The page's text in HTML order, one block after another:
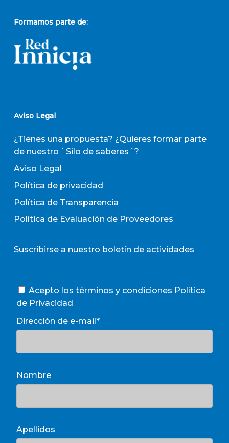
Formamos parte de:
Aviso Legal
¿Tienes una propuesta? ¿Quieres formar parte
de nuestro `Silo de saberes´?
Aviso Legal
Política de privacidad
Política de Transparencia
Política de Evaluación de Proveedores
Suscribirse a nuestro boletín de actividades
Acepto los términos y condiciones Política
de Privacidad
Dirección de e-mail*
Nombre
Apellidos